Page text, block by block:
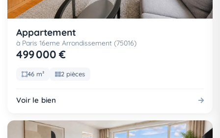
Appartement
à Paris 16eme Arrondissement (75016)
499 000 €
46 m² 2 pièces
Voir le bien